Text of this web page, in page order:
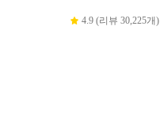
4.9 (리뷰 30,225개)